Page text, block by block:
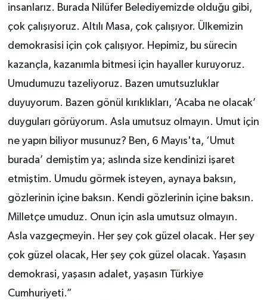
insanlarız. Burada Nilüfer Belediyemizde olduğu gibi,
çok çalışıyoruz. Altılı Masa, çok çalışıyor. Ülkemizin
demokrasisi için çok çalışıyor. Hepimiz, bu sürecin
kazançla, kazanımla bitmesi için hayaller kuruyoruz.
Umudumuzu tazeliyoruz. Bazen umutsuzluklar
duyuyorum. Bazen gönül kırıklıkları, ‘Acaba ne olacak’
duyguları görüyorum. Asla umutsuz olmayın. Umut için
ne yapın biliyor musunuz? Ben, 6 Mayıs'ta, ‘Umut
burada’ demiştim ya; aslında size kendinizi işaret
etmiştim. Umudu görmek isteyen, aynaya baksın,
gözlerinin içine baksın. Kendi gözlerinin içine baksın.
Milletçe umuduz. Onun için asla umutsuz olmayın.
Asla vazgeçmeyin. Her şey çok güzel olacak. Her şey
çok güzel olacak, Her şey çok güzel olacak. Yaşasın
demokrasi, yaşasın adalet, yaşasın Türkiye
Cumhuriyeti.”